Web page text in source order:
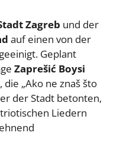
Zagreb und der
auf einen von der
Geplant
Zaprešić Boysi
, die „Ako ne znaš što
der Stadt betonten,
Liedern